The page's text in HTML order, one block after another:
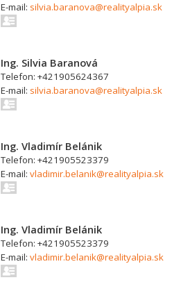
E-mail: silvia.baranova@realityalpia.sk
Ing. Silvia Baranová
Telefon: +421905624367
E-mail: silvia.baranova@realityalpia.sk
Ing. Vladimír Belánik
Telefon: +421905523379
E-mail:vladimir.belanik@realityalpia.sk
Ing. Vladimír Belánik
Telefon: +421905523379
E-mail:vladimir.belanik@realityalpia.sk